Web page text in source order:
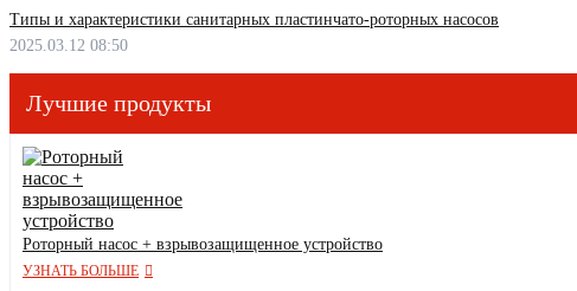
Типы и характеристики санитарных пластинчато-роторных насосов
2025.03.12 08:50
Лучшие продукты
Роторный насос + взрывозащищенное устройство
УЗНАТЬ БОЛЬШЕ